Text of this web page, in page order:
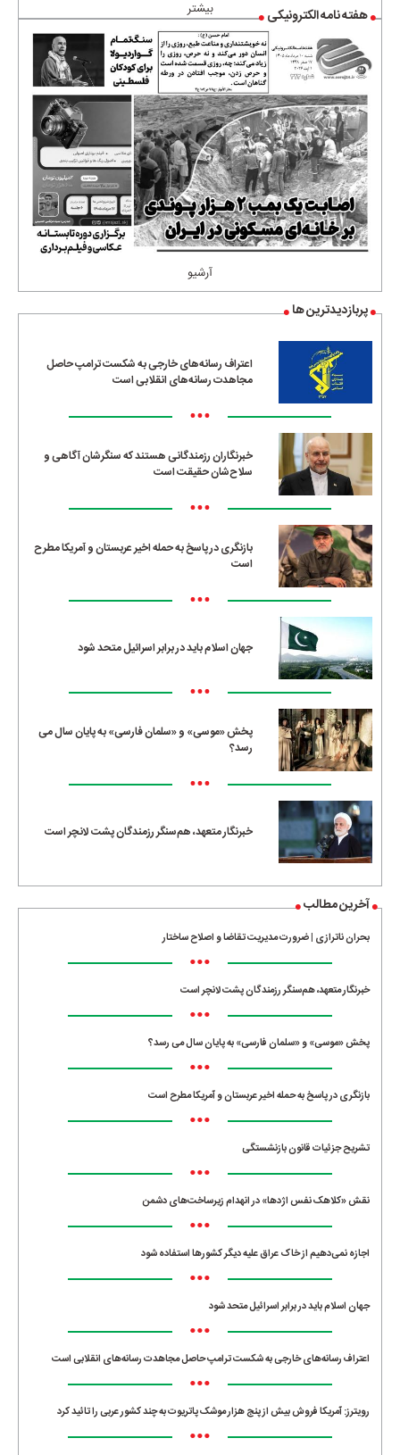
بیشتر هفته نامه الکترونیکی
آرشیو
پربازدیدترین ها
اعتراف رسانه‌های خارجی به شکست ترامپ حاصل
مجاهدت رسانه‌های انقلابی است
•••
خبرنگاران رزمندگانی هستند که سنگرشان آگاهی و
سلاح‌شان حقیقت است
•••
بازنگری در پاسخ به حمله اخیر عربستان و آمریکا مطرح
است
•••
جهان اسلام باید در برابر اسرائیل متحد شود
•••
پخش «موسی» و «سلمان فارسی» به پایان سال می
رسد؟
•••
خبرنگار متعهد، هم‌سنگر رزمندگان پشت لانچر است
آخرین مطالب
بحران ناترازی | ضرورت مدیریت تقاضا و اصلاح ساختار
•••
خبرنگار متعهد، هم‌سنگر رزمندگان پشت لانچر است
•••
پخش «موسی» و «سلمان فارسی» به پایان سال می رسد؟
•••
بازنگری در پاسخ به حمله اخیر عربستان و آمریکا مطرح است
•••
تشریح جزئیات قانون بازنشستگی
•••
نقش «کلاهک نفس اژدها» در انهدام زیرساخت‌های دشمن
•••
اجازه نمی‌دهیم از خاک عراق علیه دیگر کشورها استفاده شود
•••
جهان اسلام باید در برابر اسرائیل متحد شود
•••
اعتراف رسانه‌های خارجی به شکست ترامپ حاصل مجاهدت رسانه‌های انقلابی است
•••
رویترز: آمریکا فروش بیش از پنج هزار موشک پاتریوت به چند کشور عربی را تائید کرد
•••